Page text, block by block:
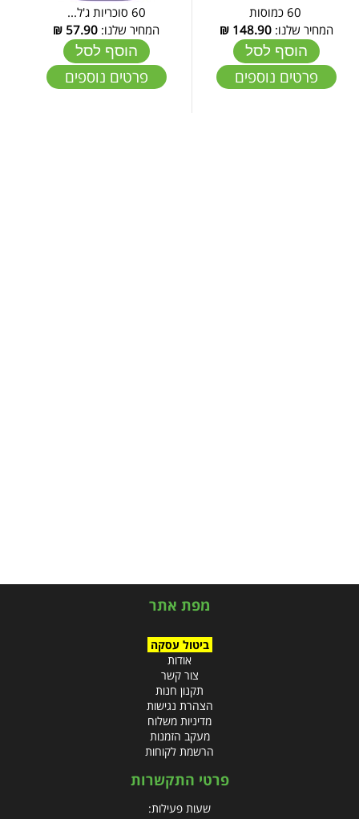
המחיר שלנו: 148.90
₪
הוסף לסל
פרטים נוספים
60 סוכריות ג'ל...
המחיר שלנו: 57.90
₪
הוסף לסל
פרטים נוספים
מפת אתר
ביטול עסקה
אודות
צור קשר
תקנון חנות
הצהרת נגישות
מדיניות משלוח
מעקב הזמנות
הרשמת לקוחות
פרטי התקשרות
שעות פעילות: